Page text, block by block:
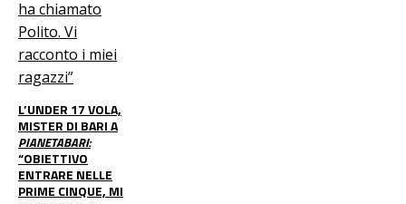
L’UNDER 17 VOLA,
MISTER DI BARI A
PIANETABARI:
“OBIETTIVO
ENTRARE NELLE
PRIME CINQUE, MI